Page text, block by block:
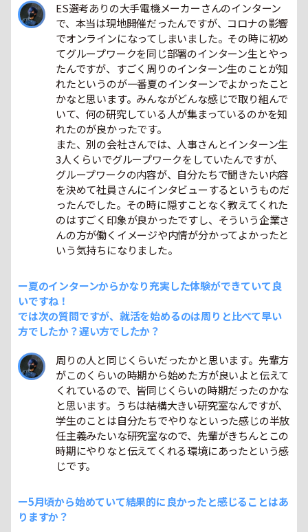
ES選考ありの大手電機メーカーさんのインターン
で、本当は現地開催だったんですが、コロナの影響
でオンラインになってしまいました。その時に初め
てグループワークを同じ部署のインターン生とやっ
たんですが、すごく周りのインターン生のことが知
れたというのが一番夏のインターンでよかったこと
かなと思います。みんながどんな感じで取り組んで
いて、何の研究している人が集まっているのかを知
れたのが良かったです。
また、別の会社さんでは、人事さんとインターン生
3人くらいでグループワークをしていたんですが、
グループワークの内容が、自分たちで聞きたい内容
を決めて社員さんにインタビューするというものだ
ったんでした。その時に隠すことなく教えてくれた
のはすごく印象が良かったですし、そういう企業さ
んの方が働くイメージや内情が分かってよかったと
いう気持ちになりました。
ー夏のインターンからかなり充実した体験ができていて良
いですね！
では次の質問ですが、就活を始めるのは周りと比べて早い
方でしたか？遅い方でしたか？
周りの人と同じくらいだったかと思います。先輩方
がこのくらいの時期から始めた方が良いよと伝えて
くれているので、皆同じくらいの時期だったのかな
と思います。うちは結構大きい研究室なんですが、
学生のことは自分たちでやりなといった感じの半放
任主義みたいな研究室なので、先輩がきちんとこの
時期にやりなと伝えてくれる環境にあったという感
じです。
ー5月頃から始めていて結果的に良かったと感じることはあ
りますか？